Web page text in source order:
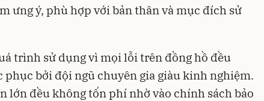
ưng ý, phù hợp với bản thân và mục đích sử
trình sử dụng vì mọi lỗi trên đồng hồ đều
phục bởi đội ngũ chuyên gia giàu kinh nghiệm.
lớn đều không tốn phí nhờ vào chính sách bảo